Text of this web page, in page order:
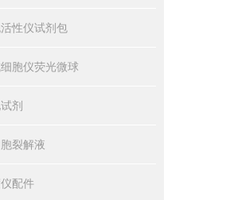
性仪试剂包
胞仪荧光微球
剂
裂解液
配件